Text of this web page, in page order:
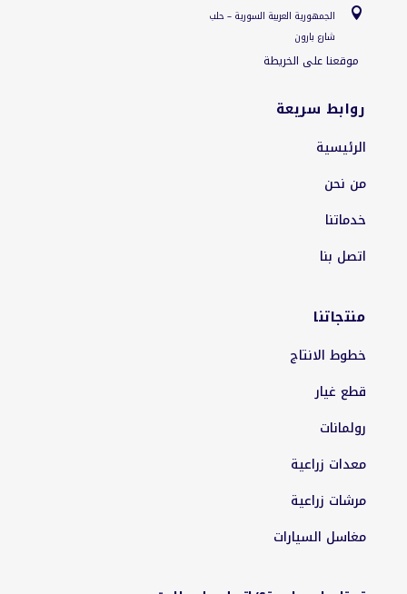

الجمهورية العربية السورية – حلب
شارع بارون
موقعنا على الخريطة
روابط سريعة
الرئيسية
من نحن
خدماتنا
اتصل بنا
منتجاتنا
خطوط الانتاج
قطع غيار
رولمانات
معدات زراعية
مرشات زراعية
مغاسل السيارات